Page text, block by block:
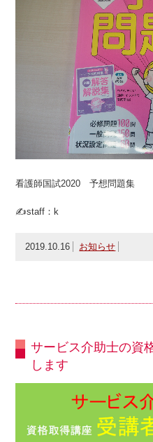
看護師国試2020 予想問題集
✍staff：k
2019.10.16 お知らせ
サービス介助士の
します